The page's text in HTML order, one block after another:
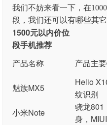
我们不妨来看一下，在
段，我们还可以有哪些其它
1500元以内价位
段手机推荐
产品名称
产品主
魅族MX5
Helio
纹识别
小米Note
骁龙801
身，MIUI